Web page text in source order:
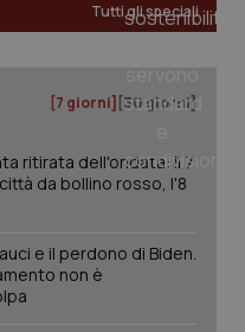
Collo
Tutti gli speciali
[7 giorni] [30 giorni]
ritirata dell'ondata: il 7
da bollino rosso, l'8
e il perdono di Biden.
non è
CookieScript
www.quotidianosanita.it